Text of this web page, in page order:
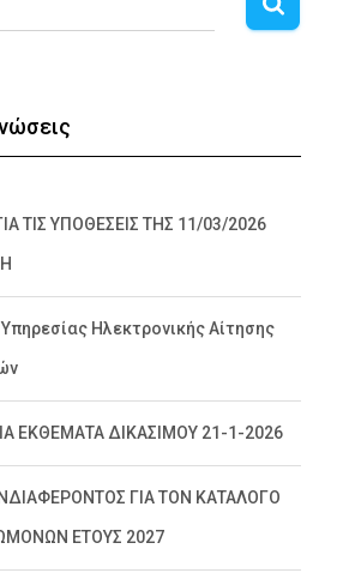
ΤΙΣ ΥΠΟΘΕΣΕΙΣ ΤΗΣ 11/03/2026
Ηλεκτρονικής Αίτησης
ΕΚΘΕΜΑΤΑ ΔΙΚΑΣΙΜΟΥ 21-1-2026
ΓΙΑ ΤΟΝ ΚΑΤΑΛΟΓΟ
ΕΤΟΥΣ 2027